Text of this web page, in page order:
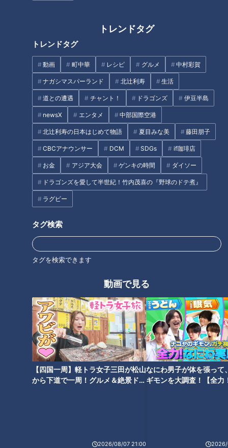
トレンドタグ
トレンドタグ
動画 町中華 レシピ グルメ 中村彩賀
ナガシマスパーランド 北辻利寿 生活
道との遭遇 チャント！ ドラゴンズ 伊豆半島
newsX エンタメ 中部国際空港
北辻利寿の日本はじめて物語 夏目みな美 藤田朋子
CBCアナウンサー DCM SDGs if珈琲店
お金 アジア大会 ゲンキの時間 ダイソー
ドラゴンズを愛して半世紀！竹内茂喜の『野球のドテ煮』
ラグビー
タグ検索
タグを検索できます
動画で見る
【四国一周】軽トラ女子三田が松山
から下道で一周！グルメ＆絶景ドラ
2026/08/07 21:00
なにわ男子が体を張って
ギモンを大調査！【全力
2026/
ぴよりんがあぶら汗？期間限定
まぴよりん」が話題！
の激うまハチミツ！わざわざ行
きたくなる安くてウマい東海地
方の工場直売店
オススメ関連コンテンツ
牛肉！極上にうまい“すき鍋”の
作り方！【デパチャン】
絶品の牛ロースを実食！知る人
ぞ知るマル得な情報も⁉【デパ
赤ちゃんが、お口に入れても安
心・安全なお米のおもちゃシリ
ーズ！出産祝いにも大好評！
3歳から99歳まで楽しめるテト
リスみたいな知育玩具！頭脳を
鍛えるパズルゲーム「カタミ
ノ」【デパチャン】